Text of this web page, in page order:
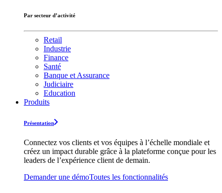
Par secteur d’activité
Retail
Industrie
Finance
Santé
Banque et Assurance
Judiciaire
Education
Produits
Présentation
Connectez vos clients et vos équipes à l’échelle mondiale et
créez un impact durable grâce à la plateforme conçue pour les
leaders de l’expérience client de demain.
Demander une démoToutes les fonctionnalités